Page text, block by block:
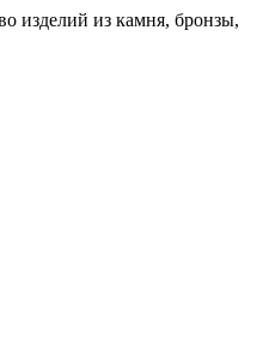
изделий из камня, бронзы,